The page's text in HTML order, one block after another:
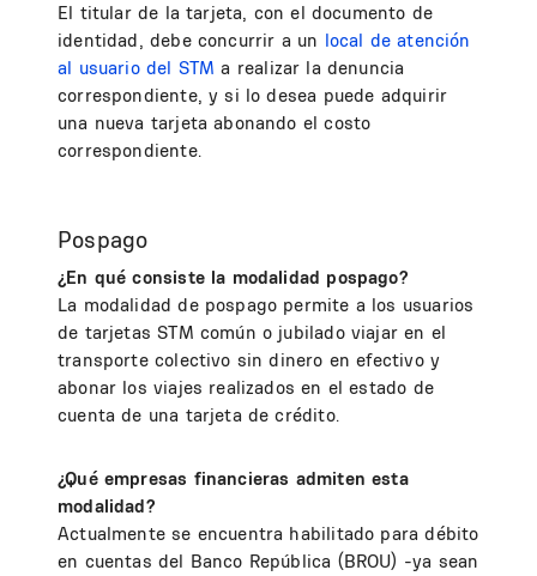
El titular de la tarjeta, con el documento de
identidad, debe concurrir a un local de atención
al usuario del STM a realizar la denuncia
correspondiente, y si lo desea puede adquirir
una nueva tarjeta abonando el costo
correspondiente.
Pospago
¿En qué consiste la modalidad pospago?
La modalidad de pospago permite a los usuarios
de tarjetas STM común o jubilado viajar en el
transporte colectivo sin dinero en efectivo y
abonar los viajes realizados en el estado de
cuenta de una tarjeta de crédito.
¿Qué empresas financieras admiten esta
modalidad?
Actualmente se encuentra habilitado para débito
en cuentas del Banco República (BROU) -ya sean